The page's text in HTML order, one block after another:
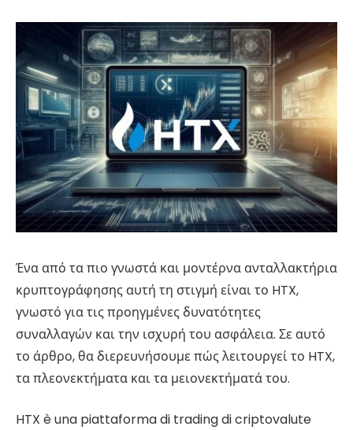
Ένα από τα πιο γνωστά και μοντέρνα ανταλλακτήρια
κρυπτογράφησης αυτή τη στιγμή είναι το HTX,
γνωστό για τις προηγμένες δυνατότητες
συναλλαγών και την ισχυρή του ασφάλεια. Σε αυτό
το άρθρο, θα διερευνήσουμε πώς λειτουργεί το HTX,
τα πλεονεκτήματα και τα μειονεκτήματά του.
HTX è una piattaforma di trading di criptovalute